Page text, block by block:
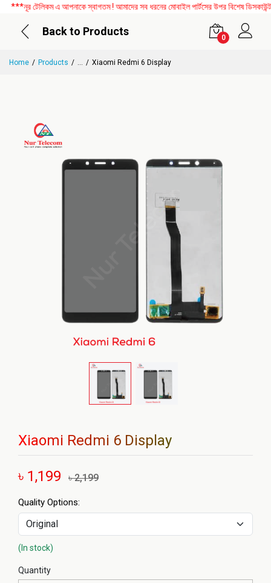
টেলিকম এ আপনাকে স্বাগতম ! আমাদের সব ধরনের মোবাইল পার্টসের উপর বিশেষ
Back to Products
0
Home Products ... Xiaomi Redmi 6 Display
Xiaomi Redmi 6 Display
৳ 1,199 ৳ 2,199
Quality Options:
(In stock)
Quantity